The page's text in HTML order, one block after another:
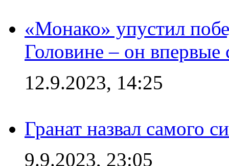
«Монако» упустил
Головине – он впервые
12.9.2023, 14:25
Гранат назвал самого
9.9.2023, 23:05